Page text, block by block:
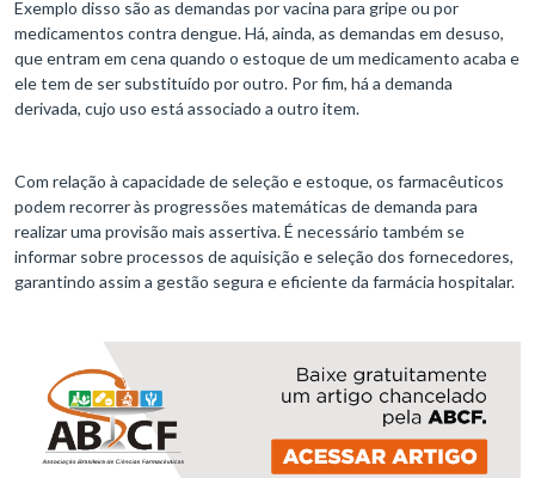
Exemplo disso são as demandas por vacina para gripe ou por
medicamentos contra dengue. Há, ainda, as demandas em desuso,
que entram em cena quando o estoque de um medicamento acaba e
ele tem de ser substituído por outro. Por fim, há a demanda
derivada, cujo uso está associado a outro item.
Com relação à capacidade de seleção e estoque, os farmacêuticos
podem recorrer às progressões matemáticas de demanda para
realizar uma provisão mais assertiva. É necessário também se
informar sobre processos de aquisição e seleção dos fornecedores,
garantindo assim a gestão segura e eficiente da farmácia hospitalar.